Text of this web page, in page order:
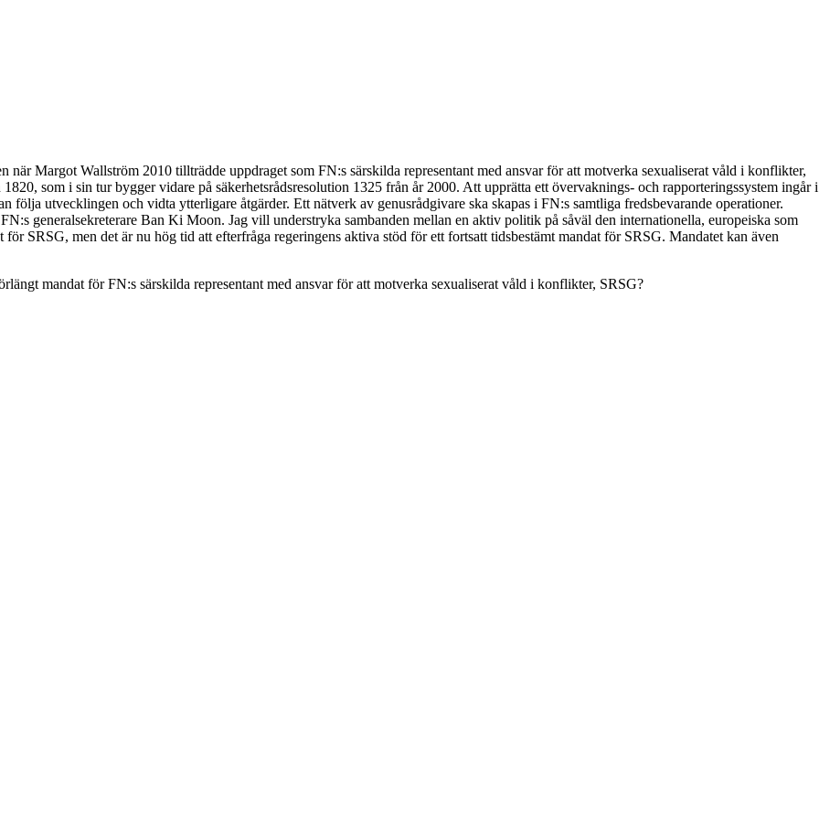
Margot Wallström 2010 tillträdde uppdraget som FN:s särskilda representant med ansvar för att motverka sexualiserat våld i konflikter,
som i sin tur bygger vidare på säkerhetsrådsresolution 1325 från år 2000. Att upprätta ett övervaknings- och rapporteringssystem ingår i
följa utvecklingen och vidta ytterligare åtgärder. Ett nätverk av genusrådgivare ska skapas i FN:s samtliga fredsbevarande operationer.
generalsekreterare Ban Ki Moon. Jag vill understryka sambanden mellan en aktiv politik på såväl den internationella, europeiska som
SRSG, men det är nu hög tid att efterfråga regeringens aktiva stöd för ett fortsatt tidsbestämt mandat för SRSG. Mandatet kan även
mandat för FN:s särskilda representant med ansvar för att motverka sexualiserat våld i konflikter, SRSG?